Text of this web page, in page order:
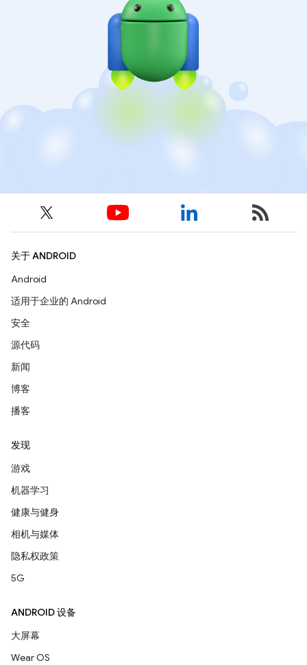
关于 ANDROID
Android
适用于企业的 Android
安全
源代码
新闻
博客
播客
发现
游戏
机器学习
健康与健身
相机与媒体
隐私权政策
5G
ANDROID 设备
大屏幕
Wear OS